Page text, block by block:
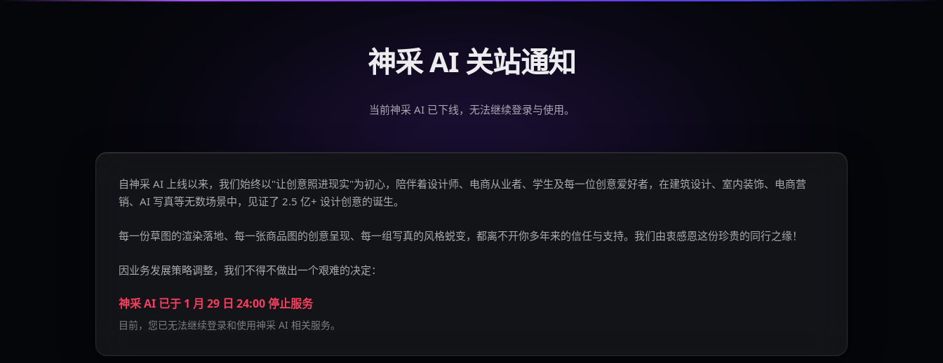
神采 AI 关站通知
当前神采 AI 已下线，无法继续登录与使用。
自神采 AI 上线以来，我们始终以"让创意照进现实"为初心，陪伴着设计师、电商从业者、学生及每一位创意爱好者，在建筑设计、室内装饰、电商营
销、AI 写真等无数场景中，见证了 2.5 亿+ 设计创意的诞生。
每一份草图的渲染落地、每一张商品图的创意呈现、每一组写真的风格蜕变，都离不开你多年来的信任与支持。我们由衷感恩这份珍贵的同行之缘！
因业务发展策略调整，我们不得不做出一个艰难的决定：
神采 AI 已于 1 月 29 日 24:00 停止服务
目前，您已无法继续登录和使用神采 AI 相关服务。